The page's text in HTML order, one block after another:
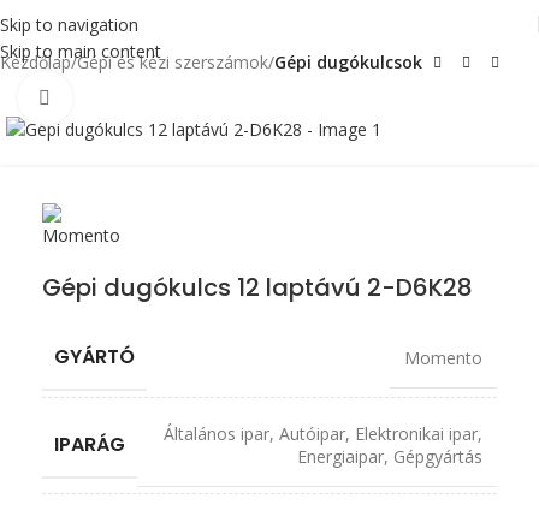
Skip to navigation
Skip to main content
Kezdőlap Gépi és kézi szerszámok Gépi dugókulcsok
Gépi dugókulcs 12 laptávú 2-D6K28
GYÁRTÓ Momento
IPARÁG Általános ipar, Autóipar, Elektronikai ipar,
Energiaipar, Gépgyártás